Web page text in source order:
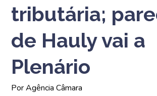
tributária;
de Hauly vai a
Plenário
Por Agência Câmara